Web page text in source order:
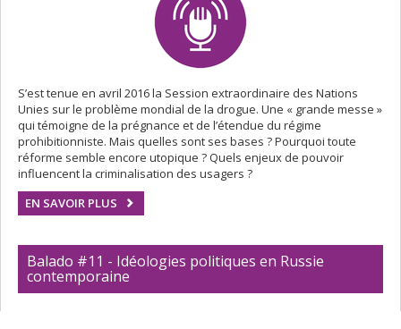
S’est tenue en avril 2016 la Session extraordinaire des Nations
Unies sur le problème mondial de la drogue. Une « grande messe »
qui témoigne de la prégnance et de l’étendue du régime
prohibitionniste. Mais quelles sont ses bases ? Pourquoi toute
réforme semble encore utopique ? Quels enjeux de pouvoir
influencent la criminalisation des usagers ?
EN SAVOIR PLUS
Balado #11 - Idéologies politiques en Russie
contemporaine